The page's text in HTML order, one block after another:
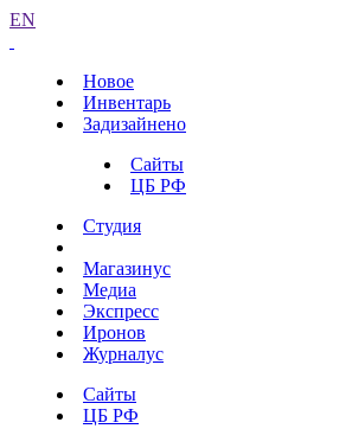
EN
Новое
Инвентарь
Задизайнено
Сайты
ЦБ РФ
Студия
Магазинус
Медиа
Экспресс
Иронов
Журналус
Сайты
ЦБ РФ